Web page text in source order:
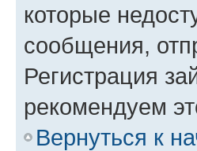
которые
сообщения,
Регистрация
рекомендуем
Вернуться к